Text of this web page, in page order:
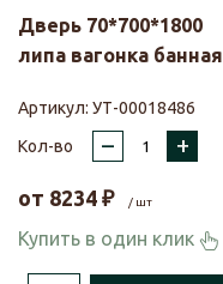
Дверь 70*700*1800
липа вагонка банная
Артикул: УТ-00018486
Кол-во
– +
от 8234 ₽ / шт
Купить в один клик